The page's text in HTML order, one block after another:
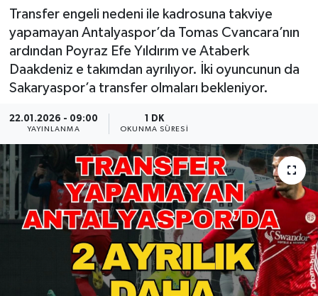
Transfer engeli nedeni ile kadrosuna takviye
yapamayan Antalyaspor’da Tomas Cvancara’nın
ardından Poyraz Efe Yıldırım ve Ataberk
Daakdeniz e takımdan ayrılıyor. İki oyuncunun da
Sakaryaspor’a transfer olmaları bekleniyor.
22.01.2026 - 09:00
YAYINLANMA
1 DK
OKUNMA SÜRESI
Ekonomi
Genel
Görüntülü Haber
Güncel
Kültür & Sanat
Magazin
Resmi İlan
Sağlık & Yaşam
Tüm Manşetler
Son Dakika Haberleri
Haber Arşivi